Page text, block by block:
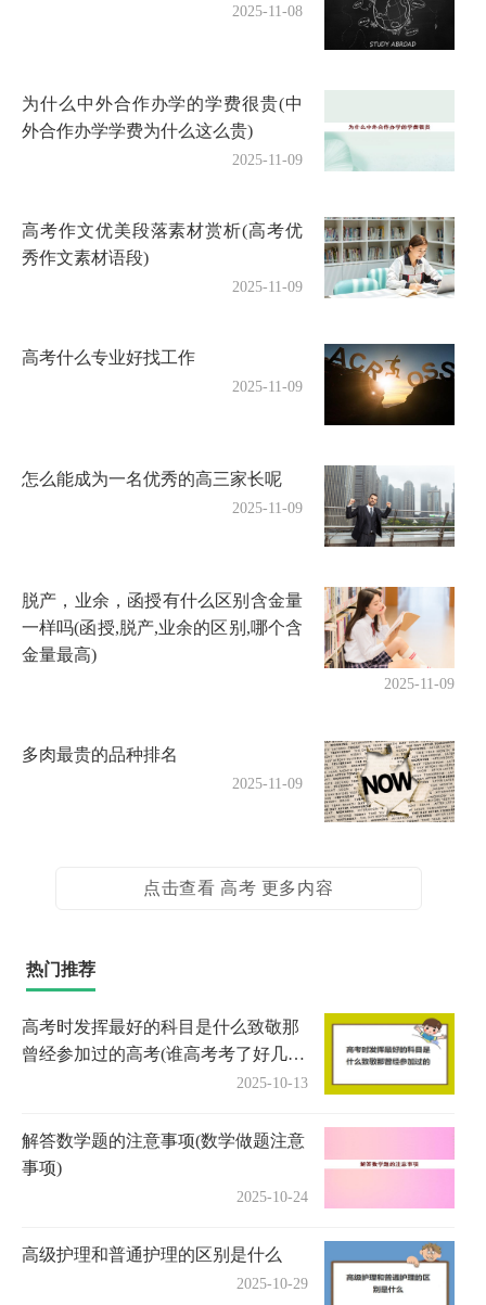
2025-11-08
为什么中外合作办学的学费很贵(中
外合作办学学费为什么这么贵)
2025-11-09
高考作文优美段落素材赏析(高考优
秀作文素材语段)
2025-11-09
高考什么专业好找工作
2025-11-09
怎么能成为一名优秀的高三家长呢
2025-11-09
脱产，业余，函授有什么区别含金量
一样吗(函授,脱产,业余的区别,哪个含
金量最高)
2025-11-09
多肉最贵的品种排名
2025-11-09
点击查看 高考 更多内容
热门推荐
高考时发挥最好的科目是什么致敬那
曾经参加过的高考(谁高考考了好几
2025-10-13
解答数学题的注意事项(数学做题注意
事项)
2025-10-24
高级护理和普通护理的区别是什么
2025-10-29